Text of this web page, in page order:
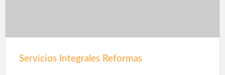
Servicios Integrales Reformas